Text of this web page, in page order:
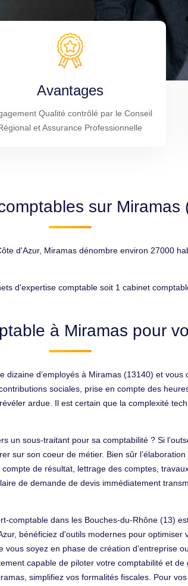
Avantages
Qualité contrôlé par le Conseil
et Assurance Professionnelle
sur Miramas
d'Azur, Miramas dénombre environ 27000
d'expertise comptable soit 1 cabinet
à Miramas pour
dizaine d’employés à Miramas (13140) et
sociales, prise en compte des
ardue. Il est certain que la complexité
un sous-traitant pour sa comptabilité ? Si
sur son coeur de métier. Bien sûr
de résultat, lettrage des comptes,
de demande de devis immédiatement
comptable dans les Bouches-du-Rhône (13)
bénéficiez d'outils modernes pour optimiser
soyez en phase de création d'entreprise
capable de piloter votre comptabilité et
simplifiez vos formalités fiscales. Pour